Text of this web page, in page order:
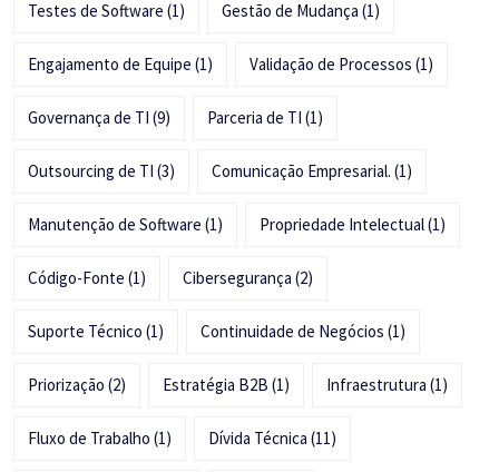
Testes de Software (1) Gestão de Mudança (1)
Engajamento de Equipe (1) Validação de Processos (1)
Governança de TI (9) Parceria de TI (1)
Outsourcing de TI (3) Comunicação Empresarial. (1)
Manutenção de Software (1) Propriedade Intelectual(1)
Código-Fonte (1) Cibersegurança (2)
Suporte Técnico (1) Continuidade de Negócios (1)
Priorização (2) Estratégia B2B (1) Infraestrutura (1)
Fluxo de Trabalho (1) Dívida Técnica (11)